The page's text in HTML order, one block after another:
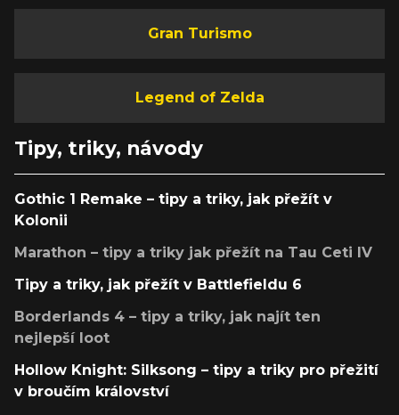
Gran Turismo
Legend of Zelda
Tipy, triky, návody
Gothic 1 Remake – tipy a triky, jak přežít v
Kolonii
Marathon – tipy a triky jak přežít na Tau Ceti IV
Tipy a triky, jak přežít v Battlefieldu 6
Borderlands 4 – tipy a triky, jak najít ten
nejlepší loot
Hollow Knight: Silksong – tipy a triky pro přežití
v broučím království